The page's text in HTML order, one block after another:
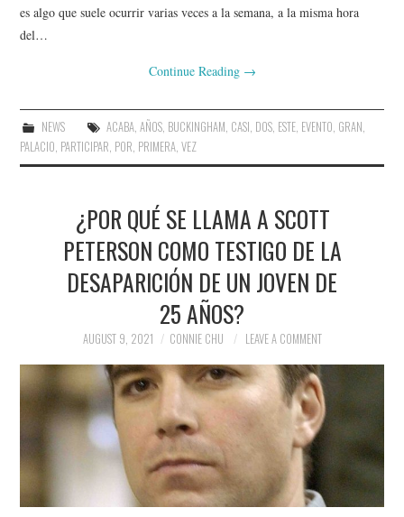
es algo que suele ocurrir varias veces a la semana, a la misma hora
del…
Continue Reading →
NEWS ACABA, AÑOS, BUCKINGHAM, CASI, DOS, ESTE, EVENTO, GRAN,
PALACIO, PARTICIPAR, POR, PRIMERA,VEZ
¿POR QUÉ SE LLAMA A SCOTT
PETERSON COMO TESTIGO DE LA
DESAPARICIÓN DE UN JOVEN DE
25 AÑOS?
AUGUST 9, 2021 CONNIE CHU LEAVE A COMMENT